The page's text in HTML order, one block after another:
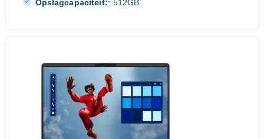
Opslagcapaciteit:: 512GB